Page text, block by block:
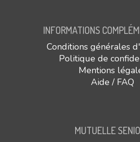
INFORMATIONS
Conditions générales
Politique de
Mentions
Aide / FAQ
MUTUELLE